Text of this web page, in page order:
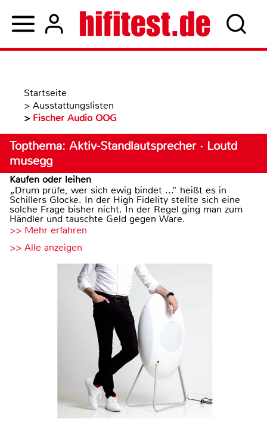
Startseite
> Ausstattungslisten
> Fischer Audio OOG
Topthema: Aktiv-Standlautsprecher · Loutd
musegg
Kaufen oder leihen
„Drum prüfe, wer sich ewig bindet ...“ heißt es in
Schillers Glocke. In der High Fidelity stellte sich eine
solche Frage bisher nicht. In der Regel ging man zum
Händler und tauschte Geld gegen Ware.
>> Mehr erfahren
>> Alle anzeigen